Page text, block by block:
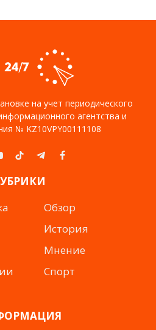
на учет периодического
агентства и
№ KZ10VPY00111108
TikTokTelegramFacebook
Обзор
История
Мнение
Спорт